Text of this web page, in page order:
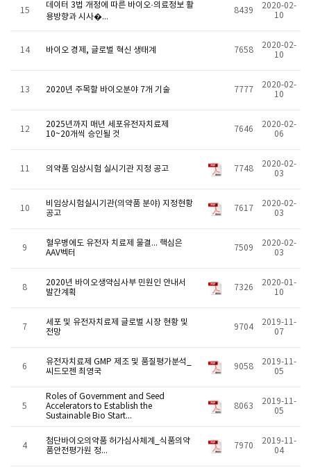
15
데이터 3법 개정에 따른 바이오·의료정보 활
용방향과 시사�...
8439
2020-02-
10
14 바이오 경제, 글로벌 혁신 생태계 7658
2020-02-
10
13 2020년 주목할 바이오분야 7개 기술 7777
2020-02-
10
12
2025년까지 매년 세포유전자치료제
10~20개씩 승인될 것
7646
2020-02-
06
11 의약품 임상시험 실시기관 지정 공고 7748
2020-02-
03
10
비임상시험실시기관(의약품 분야) 지정현황
공고
7617
2020-02-
03
9
혈우병에도 유전자 치료제 물결... 핵심은
AAV벡터
7509
2020-02-
03
8
2020년 바이오생약심사부 민원인 안내서
발간계획
7326
2020-01-
10
7
세포 및 유전자치료제 글로벌 시장 현황 및
전망
9704
2019-11-
07
6
유전자치료제 GMP 제조 및 품질평가분석_
씨드모젠 최영국
9058
2019-11-
05
5
Roles of Government and Seed
Accelerators to Establish the
Sustainable Bio Start...
8063
2019-11-
05
4
첨단바이오의약품 허가심사체계_식품의약
품안전평가원 정...
7970
2019-11-
04